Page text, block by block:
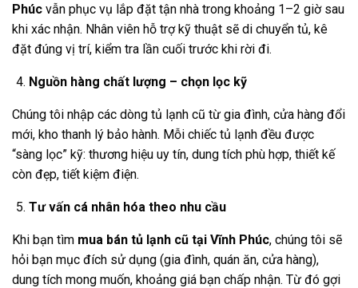
Phúc vẫn phục vụ lắp đặt tận nhà trong khoảng 1–2 giờ sau
khi xác nhận. Nhân viên hỗ trợ kỹ thuật sẽ di chuyển tủ, kê
đặt đúng vị trí, kiểm tra lần cuối trước khi rời đi.
Nguồn hàng chất lượng – chọn lọc kỹ
Chúng tôi nhập các dòng tủ lạnh cũ từ gia đình, cửa hàng đổi
mới, kho thanh lý bảo hành. Mỗi chiếc tủ lạnh đều được
“sàng lọc” kỹ: thương hiệu uy tín, dung tích phù hợp, thiết kế
còn đẹp, tiết kiệm điện.
Tư vấn cá nhân hóa theo nhu cầu
Khi bạn tìm mua bán tủ lạnh cũ tại Vĩnh Phúc, chúng tôi sẽ
hỏi bạn mục đích sử dụng (gia đình, quán ăn, cửa hàng),
dung tích mong muốn, khoảng giá bạn chấp nhận. Từ đó gợi